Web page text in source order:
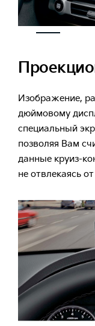
Изображение,
дюймовому
специальный
позволяя Вам
данные круиз-
не отвлекаясь